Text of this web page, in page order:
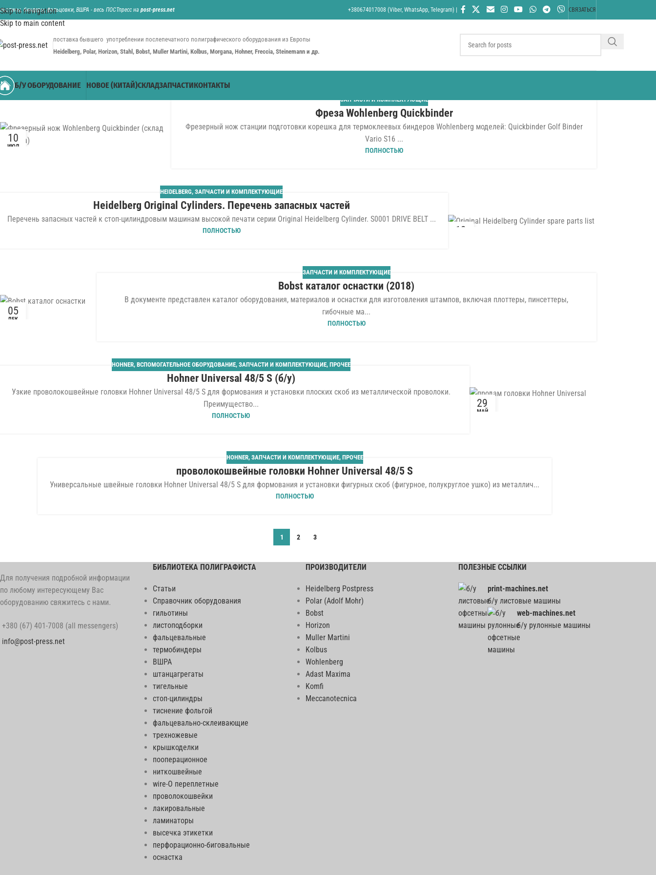
Skip to navigation
Skip to main content
биндеры, фальцовки, ВШРА - весь ПОСТпресс на post-press.net +380674017008 (Viber, WhatsApp, Telegram) | СВЯЗАТЬСЯ
поставка бывшего употреблении послепечатного полиграфического оборудования из Европы
Heidelberg, Polar, Horizon, Stahl, Bobst, Muller Martini, Kolbus, Morgana, Hohner, Freccia, Steinemann и др.
Б/У ОБОРУДОВАНИЕ НОВОЕ (КИТАЙ)СКЛАДЗАПЧАСТИКОНТАКТЫ
10
ИЮЛ
ЗАПЧАСТИ И КОМПЛЕКТУЮЩИЕ
Фреза Wohlenberg Quickbinder
Фрезерный нож станции подготовки корешка для термоклеевых биндеров Wohlenberg моделей: Quickbinder Golf Binder
Vario S16 ...
ПОЛНОСТЬЮ
13
HEIDELBERG, ЗАПЧАСТИ И КОМПЛЕКТУЮЩИЕ
Heidelberg Original Cylinders. Перечень запасных частей
Перечень запасных частей к стоп-цилиндровым машинам высокой печати серии Original Heidelberg Cylinder. S0001 DRIVE BELT ...
ПОЛНОСТЬЮ
05
ДЕК
ЗАПЧАСТИ И КОМПЛЕКТУЮЩИЕ
Bobst каталог оснастки (2018)
В документе представлен каталог оборудования, материалов и оснастки для изготовления штампов, включая плоттеры, пинсеттеры,
гибочные ма...
ПОЛНОСТЬЮ
29
МАЙ
HOHNER, ВСПОМОГАТЕЛЬНОЕ ОБОРУДОВАНИЕ, ЗАПЧАСТИ И КОМПЛЕКТУЮЩИЕ, ПРОЧЕЕ
Hohner Universal 48/5 S (б/у)
Узкие проволокошвейные головки Hohner Universal 48/5 S для формования и установки плоских скоб из металлической проволоки.
Преимущество...
ПОЛНОСТЬЮ
HOHNER, ЗАПЧАСТИ И КОМПЛЕКТУЮЩИЕ, ПРОЧЕЕ
проволокошвейные головки Hohner Universal 48/5 S
Универсальные швейные головки Hohner Universal 48/5 S для формования и установки фигурных скоб (фигурное, полукруглое ушко) из металлич...
ПОЛНОСТЬЮ
1 2 3
Для получения подробной информации
по любому интересующему Вас
оборудованию свяжитесь с нами.
+380 (67) 401-7008 (all messengers)
info@post-press.net
БИБЛИОТЕКА ПОЛИГРАФИСТА
Статьи
Справочник оборудования
гильотины
листоподборки
фальцевальные
термобиндеры
ВШРА
штанцагрегаты
тигельные
стоп-цилиндры
тиснение фольгой
фальцевально-склеивающие
трехножевые
крышкоделки
пооперационное
ниткошвейные
wire-O переплетные
проволокошвейки
лакировальные
ламинаторы
высечка этикетки
перфорационно-биговальные
оснастка
ПРОИЗВОДИТЕЛИ
Heidelberg Postpress
Polar (Adolf Mohr)
Bobst
Horizon
Muller Martini
Kolbus
Wohlenberg
Adast Maxima
Komfi
Meccanotecnica
ПОЛЕЗНЫЕ ССЫЛКИ
print-machines.net
б/у листовые машины
web-machines.net
б/у рулонные машины